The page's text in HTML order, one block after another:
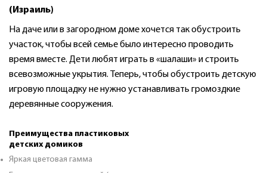
(Израиль)
На даче или в загородном доме хочется так обустроить
участок, чтобы всей семье было интересно проводить
время вместе. Дети любят играть в «шалаши» и строить
всевозможные укрытия. Теперь, чтобы обустроить детскую
игровую площадку не нужно устанавливать громоздкие
деревянные сооружения.
Преимущества пластиковых
детских домиков
Яркая цветовая гамма